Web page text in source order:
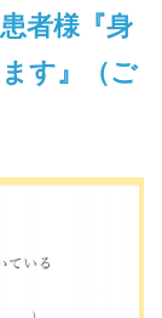
者様『身
す』（ご